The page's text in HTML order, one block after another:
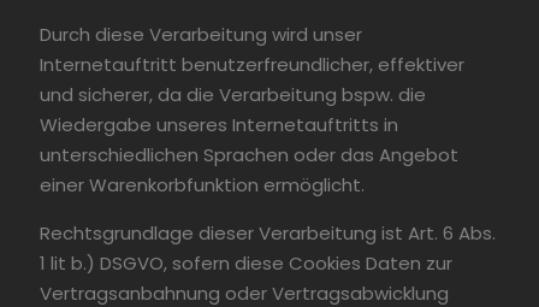
Durch diese Verarbeitung wird unser
Internetauftritt benutzerfreundlicher, effektiver
und sicherer, da die Verarbeitung bspw. die
Wiedergabe unseres Internetauftritts in
unterschiedlichen Sprachen oder das Angebot
einer Warenkorbfunktion ermöglicht.
Rechtsgrundlage dieser Verarbeitung ist Art. 6 Abs.
1 lit b.) DSGVO, sofern diese Cookies Daten zur
Vertragsanbahnung oder Vertragsabwicklung